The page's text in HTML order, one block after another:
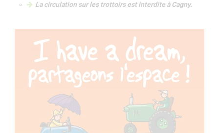
La circulation sur les trottoirs est interdite à Cagny.